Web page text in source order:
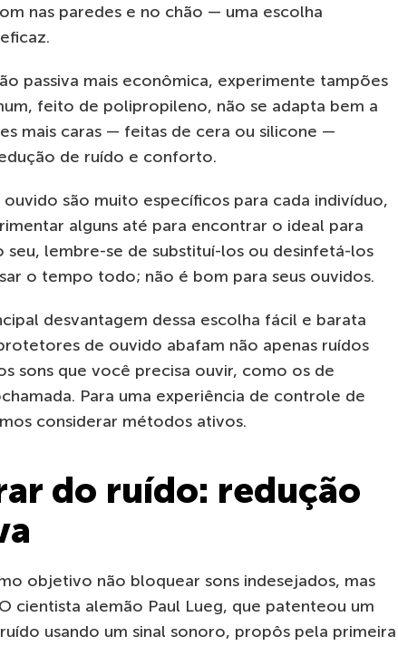
nas paredes e no chão — uma escolha
passiva mais econômica, experimente tampões
feito de polipropileno, não se adapta bem a
mais caras — feitas de cera ou silicone —
de ruído e conforto.
são muito específicos para cada indivíduo,
alguns até para encontrar o ideal para
lembre-se de substituí-los ou desinfetá-los
o tempo todo; não é bom para seus ouvidos.
desvantagem dessa escolha fácil e barata
de ouvido abafam não apenas ruídos
sons que você precisa ouvir, como os de
Para uma experiência de controle de
considerar métodos ativos.
do ruído: redução
objetivo não bloquear sons indesejados, mas
cientista alemão Paul Lueg, que patenteou um
usando um sinal sonoro, propôs pela primeira